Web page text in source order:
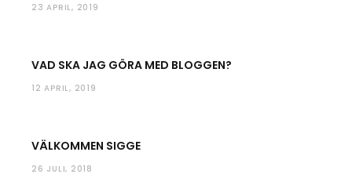
23 APRIL, 2019
VAD SKA JAG GÖRA MED BLOGGEN?
12 APRIL, 2019
VÄLKOMMEN SIGGE
26 JULI, 2018